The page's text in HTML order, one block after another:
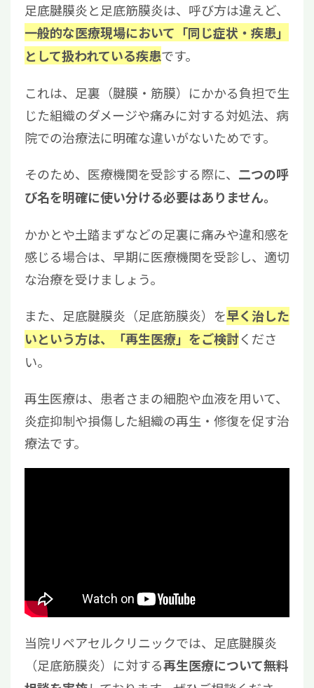
足底腱膜炎と足底筋膜炎は、呼び方は違えど、
一般的な医療現場において「同じ症状・疾患」
として扱われている疾患です。
これは、足裏（腱膜・筋膜）にかかる負担で生
じた組織のダメージや痛みに対する対処法、病
院での治療法に明確な違いがないためです。
そのため、医療機関を受診する際に、 二つの呼
び名を明確に使い分ける必要はありません。
かかとや土踏まずなどの足裏に痛みや違和感を
感じる場合は、早期に医療機関を受診し、適切
な治療を受けましょう。
また、足底腱膜炎（足底筋膜炎）を早く治した
いという方は、「再生医療」をご検討くださ
い。
再生医療は、患者さまの細胞や血液を用いて、
炎症抑制や損傷した組織の再生・修復を促す治
療法です。
当院リペアセルクリニックでは、足底腱膜炎
（足底筋膜炎）に対する再生医療について無料